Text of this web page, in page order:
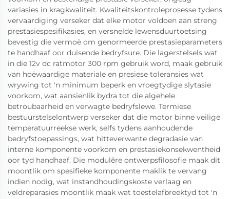
variasies in kragkwaliteit. Kwaliteitskontroleprosesse tydens
vervaardiging verseker dat elke motor voldoen aan streng
prestasiespesifikasies, en versnelde lewensduurtoetsing
bevestig die vermoë om genormeerde prestasieparameters
te handhaaf oor duisende bedryfsure. Die lagerstelsels wat
in die 12v dc ratmotor 300 rpm gebruik word, maak gebruik
van hoëwaardige materiale en presiese toleransies wat
wrywing tot 'n minimum beperk en vroegtydige slytasie
voorkom, wat aansienlik bydra tot die algehele
betroubaarheid en verwagte bedryfslewe. Termiese
bestuurstelselontwerp verseker dat die motor binne veilige
temperatuurreekse werk, selfs tydens aanhoudende
bedryfstoepassings, wat hitteverwante degradasie van
interne komponente voorkom en prestasiekonsekwentheid
oor tyd handhaaf. Die modulêre ontwerpsfilosofie maak dit
moontlik om spesifieke komponente maklik te vervang
indien nodig, wat instandhoudingskoste verlaag en
veldreparasies moontlik maak wat toestelafbreektyd tot 'n